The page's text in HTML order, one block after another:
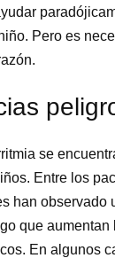
Pero es
se
Entre los
han observado
que
En algunos